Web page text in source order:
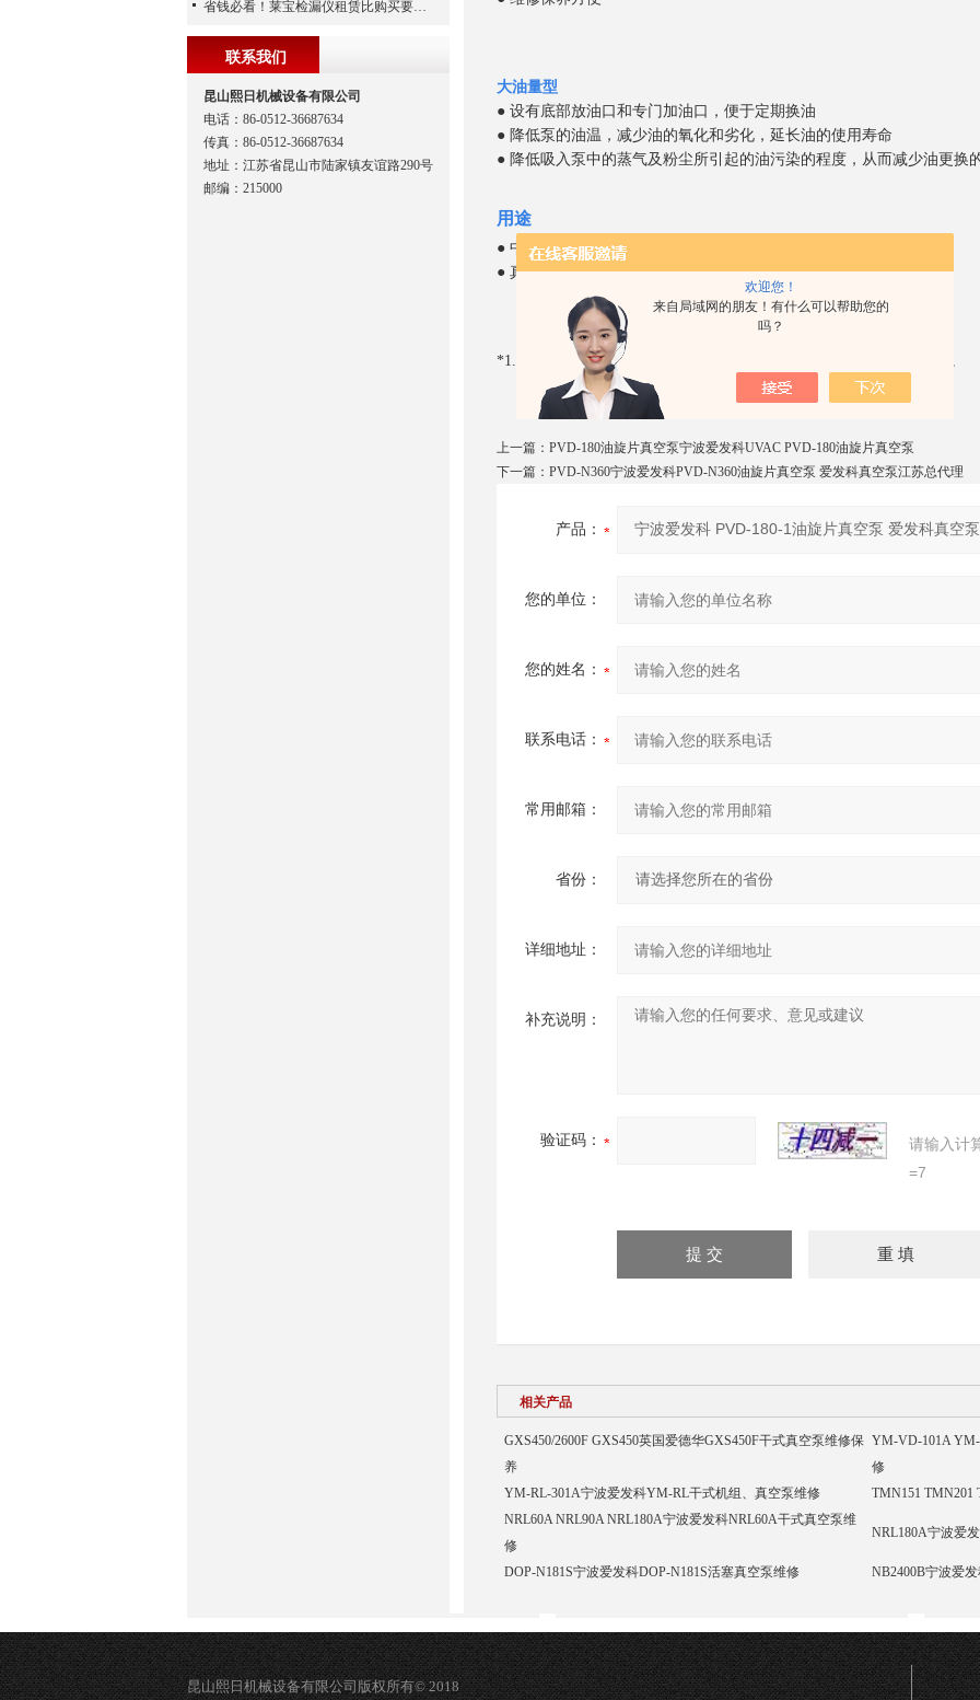
欢迎您！
来自局域网的朋友！有什么可以帮助您的
吗？
大油量型
● 设有底部放油口和专门加油口，便于定期换油
● 降低泵的油温，减少油的氧化和劣化，延长油的使用寿命
● 降低吸入泵中的蒸气及粉尘所引起的油污染的程度，从而减少油更换
用途
● 中央空调、照明、制冷、冷媒灌注机、液晶注入机
● 真空冷冻干燥、真空包装、各种真空设备等相关行业
*1.皮拉尼真空计的设定值，如用麦氏真空计测量则约为. 6.7×10 Pa。
上一篇： PVD-180油旋片真空泵宁波爱发科UVAC PVD-180油旋片真空泵
下一篇： PVD-N360宁波爱发科PVD-N360油旋片真空泵 爱发科真空泵江苏总代理
产品：
您的单位：
您的姓名：
联系电话：
常用邮箱：
省份：
详细地址：
补充说明：
验证码：
请输入计
=7
相关产品
GXS450/2600F GXS450英国爱德华GXS450F干式真空泵维修保
养
YM-VD-101A
修
YM-RL-301A宁波爱发科YM-RL干式机组、真空泵维修
TMN151 TMN201
NRL60A NRL90A NRL180A宁波爱发科NRL60A干式真空泵维
修
NRL180A宁波爱
DOP-N181S宁波爱发科DOP-N181S活塞真空泵维修 NB2400B宁波爱
省钱必看！莱宝检漏仪租赁比购买要合算
联系我们
昆山熙日机械设备有限公司
电话：86-0512-36687634
传真：86-0512-36687634
地址：江苏省昆山市陆家镇友谊路290号
邮编：215000
昆山熙日机械设备有限公司版权所有© 2018